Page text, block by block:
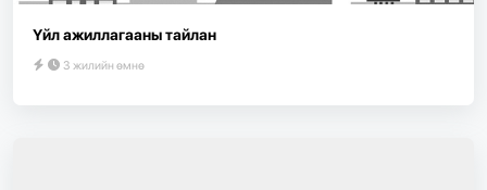
Үйл ажиллагааны тайлан
3 жилийн өмнө